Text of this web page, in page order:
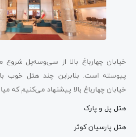
خیابان چهارباغ بالا از سی‌وسه‌پل
پیوسته است. بنابراین چند هتل خوب
خیابان چهارباغ بالا پیشنهاد می‌کنیم که
هتل پل و پارک
هتل پارسیان کوثر